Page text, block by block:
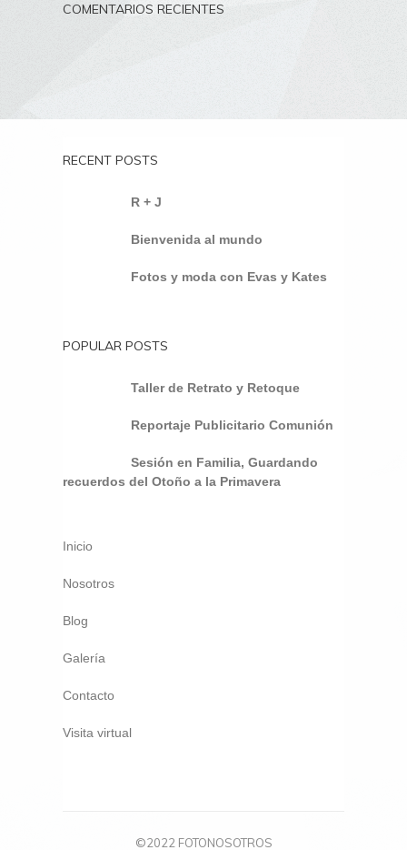
COMENTARIOS RECIENTES
RECENT POSTS
R + J
Bienvenida al mundo
Fotos y moda con Evas y Kates
POPULAR POSTS
Taller de Retrato y Retoque
Reportaje Publicitario Comunión
Sesión en Familia, Guardando
recuerdos del Otoño a la Primavera
Inicio
Nosotros
Blog
Galería
Contacto
Visita virtual
©2022 FOTONOSOTROS